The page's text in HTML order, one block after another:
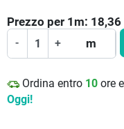
Prezzo per 1 m: 18,36
- + m
Ordina entro 10 ore e
Oggi!